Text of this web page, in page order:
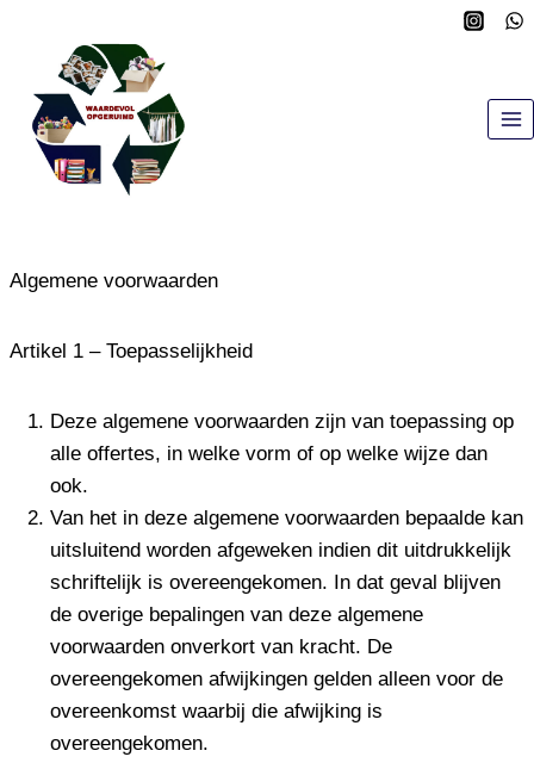
Algemene voorwaarden
Artikel 1 – Toepasselijkheid
Deze algemene voorwaarden zijn van toepassing op
alle offertes, in welke vorm of op welke wijze dan
ook.
Van het in deze algemene voorwaarden bepaalde kan
uitsluitend worden afgeweken indien dit uitdrukkelijk
schriftelijk is overeengekomen. In dat geval blijven
de overige bepalingen van deze algemene
voorwaarden onverkort van kracht. De
overeengekomen afwijkingen gelden alleen voor de
overeenkomst waarbij die afwijking is
overeengekomen.